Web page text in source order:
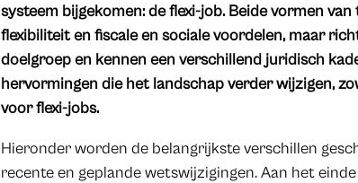
systeem bijgekomen: de flexi-job. Beide vormen
flexibiliteit en fiscale en sociale voordelen, maar
doelgroep en kennen een verschillend juridisch
hervormingen die het landschap verder wijzigen,
voor flexi-jobs.
Hieronder worden de belangrijkste verschillen
recente en geplande wetswijzigingen. Aan het